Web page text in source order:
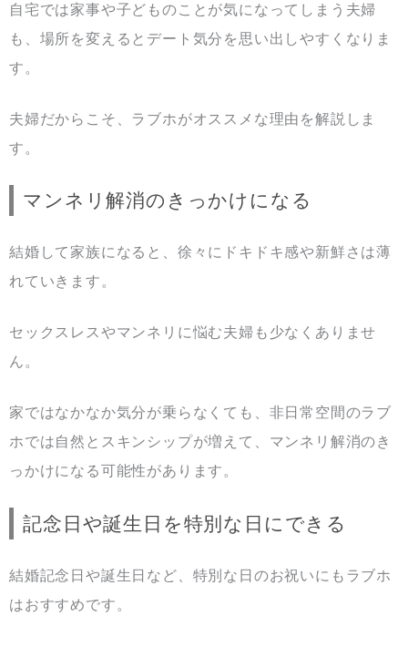
自宅では家事や子どものことが気になってしまう夫婦
も、場所を変えるとデート気分を思い出しやすくなりま
す。
夫婦だからこそ、ラブホがオススメな理由を解説しま
す。
マンネリ解消のきっかけになる
結婚して家族になると、徐々にドキドキ感や新鮮さは薄
れていきます。
セックスレスやマンネリに悩む夫婦も少なくありませ
ん。
家ではなかなか気分が乗らなくても、非日常空間のラブ
ホでは自然とスキンシップが増えて、マンネリ解消のき
っかけになる可能性があります。
記念日や誕生日を特別な日にできる
結婚記念日や誕生日など、特別な日のお祝いにもラブホ
はおすすめです。